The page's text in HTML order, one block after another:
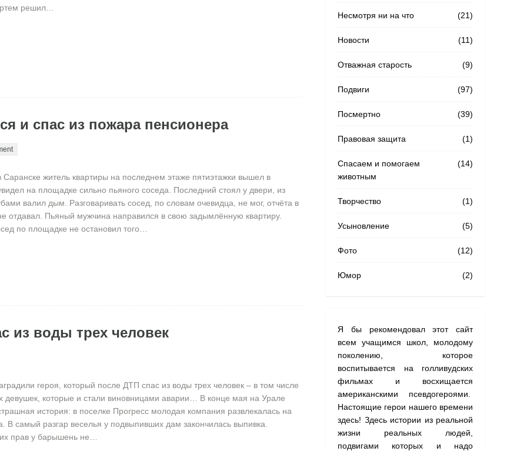
решил…
и спас из пожара пенсионера
Саранске житель квартиры на последнем этаже пятиэтажки вышел в
на площадке сильно пьяного соседа. Последний стоял у двери, из
валил дым. Разговаривать сосед, по словам очевидца, не мог, отчёта в
отдавал. Пьяный мужчина направился в свою задымлённую квартиру.
по площадке не остановил того…
из воды трех человек
героя, который после ДТП спас из воды трех человек – в том числе
девушек, которые и стали виновницами аварии… В конце мая на Урале
история: в поселке Прогресс молодая компания развлекалась на
В самый разгар веселья у подвыпивших дам закончилась выпивка.
прав у барышень не…
(21)
Несмотря ни на что
(11)
Новости
(9)
Отважная старость
(97)
Подвиги
(39)
Посмертно
(1)
Правовая защита
(14)
Спасаем и помогаем
животным
(1)
Творчество
(5)
Усыновление
(12)
Фото
(2)
Юмор
Я бы рекомендовал этот сайт
всем учащимся школ, молодому
поколению, которое
воспитывается на голливудских
фильмах и восхищается
американскими псевдогероями.
Настоящие герои нашего времени
здесь! Здесь истории из реальной
жизни реальных людей,
подвигами которых и надо